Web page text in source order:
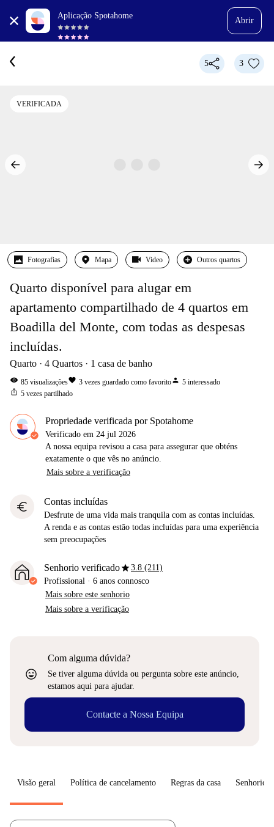
Aplicação Spotahome
Abrir
5 3
VERIFICADA
Fotografias Mapa Video Outros quartos
Quarto disponível para alugar em
apartamento compartilhado de 4 quartos em
Boadilla del Monte, com todas as despesas
incluídas.
Quarto 4 Quartos 1 casa de banho
visibility 85 visualizaçõesfavorite 3 vezes guardado como favoritoperson 5 interessado
ios_share 5 vezes partilhado
Propriedade verificada por Spotahome
Verificado em 24 jul 2026
A nossa equipa revisou a casa para assegurar que obténs
exatamente o que vês no anúncio.
Mais sobre a verificação
euro Contas incluídas
Desfrute de uma vida mais tranquila com as contas incluídas.
A renda e as contas estão todas incluídas para uma experiência
sem preocupações
Senhorio verificadostar3.8 (211)
Profissional · 6 anos connosco
Mais sobre este senhorio
Mais sobre a verificação
sentiment_very_satisfied
Com alguma dúvida?
Se tiver alguma dúvida ou pergunta sobre este anúncio,
estamos aqui para ajudar.
Contacte a Nossa Equipa
Visão geral Política de cancelamento Regras da casa Senhorio